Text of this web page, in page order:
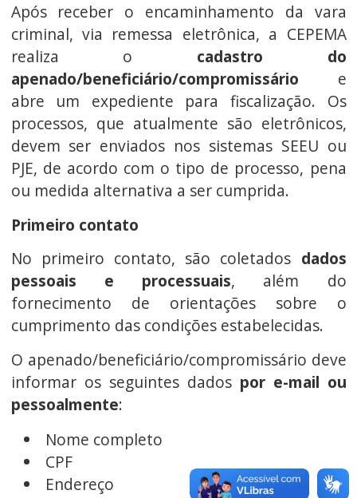
Após receber o encaminhamento da vara
criminal, via remessa eletrônica, a CEPEMA
realiza o cadastro do
apenado/beneficiário/compromissário e
abre um expediente para fiscalização. Os
processos, que atualmente são eletrônicos,
devem ser enviados nos sistemas SEEU ou
PJE, de acordo com o tipo de processo, pena
ou medida alternativa a ser cumprida.
Primeiro contato
No primeiro contato, são coletados dados
pessoais e processuais, além do
fornecimento de orientações sobre o
cumprimento das condições estabelecidas.
O apenado/beneficiário/compromissário deve
informar os seguintes dados por e-mail ou
pessoalmente:
Nome completo
CPF
Endereço